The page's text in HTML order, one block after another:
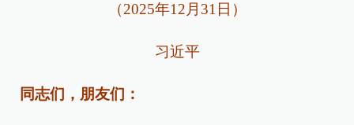
（2025年12月31日）
习近平
同志们，朋友们：